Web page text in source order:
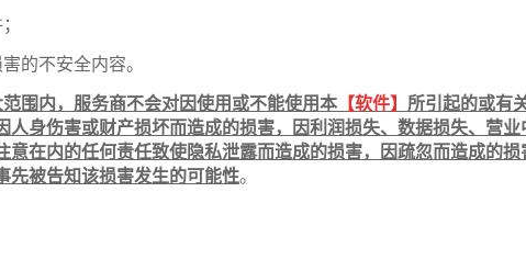
的不安全内容。
围内，服务商不会对因使用或不能使用本 【软件】 所引起的或有
人身伤害或财产损坏而造成的损害，因利润损失、数据损失、营
意在内的任何责任致使隐私泄露而造成的损害，因疏忽而造成的
先被告知该损害发生的可能性。